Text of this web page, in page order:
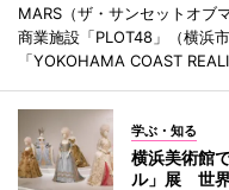
MARS（ザ・サンセットオブ
商業施設「PLOT48」（横浜
「YOKOHAMA COAST
学ぶ・知る
横浜美術館
ル」展 世